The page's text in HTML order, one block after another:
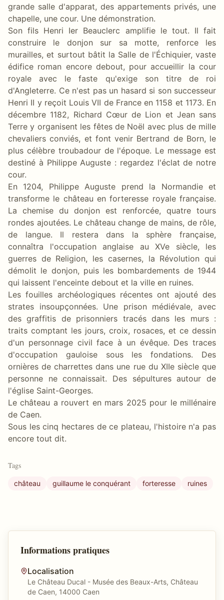
grande salle d'apparat, des appartements privés, une
chapelle, une cour. Une démonstration.
Son fils Henri Ier Beauclerc amplifie le tout. Il fait
construire le donjon sur sa motte, renforce les
murailles, et surtout bâtit la Salle de l'Échiquier, vaste
édifice roman encore debout, pour accueillir la cour
royale avec le faste qu'exige son titre de roi
d'Angleterre. Ce n'est pas un hasard si son successeur
Henri II y reçoit Louis VII de France en 1158 et 1173. En
décembre 1182, Richard Cœur de Lion et Jean sans
Terre y organisent les fêtes de Noël avec plus de mille
chevaliers conviés, et font venir Bertrand de Born, le
plus célèbre troubadour de l'époque. Le message est
destiné à Philippe Auguste : regardez l'éclat de notre
cour.
En 1204, Philippe Auguste prend la Normandie et
transforme le château en forteresse royale française.
La chemise du donjon est renforcée, quatre tours
rondes ajoutées. Le château change de mains, de rôle,
de langue. Il restera dans la sphère française,
connaîtra l'occupation anglaise au XVe siècle, les
guerres de Religion, les casernes, la Révolution qui
démolit le donjon, puis les bombardements de 1944
qui laissent l'enceinte debout et la ville en ruines.
Les fouilles archéologiques récentes ont ajouté des
strates insoupçonnées. Une prison médiévale, avec
des graffitis de prisonniers tracés dans les murs :
traits comptant les jours, croix, rosaces, et ce dessin
d'un personnage civil face à un évêque. Des traces
d'occupation gauloise sous les fondations. Des
ornières de charrettes dans une rue du XIIe siècle que
personne ne connaissait. Des sépultures autour de
l'église Saint-Georges.
Le château a rouvert en mars 2025 pour le millénaire
de Caen.
Sous les cinq hectares de ce plateau, l'histoire n'a pas
encore tout dit.
Tags
château guillaume le conquérant forteresse ruines
Informations pratiques
Localisation
Le Château Ducal - Musée des Beaux-Arts, Château
de Caen, 14000 Caen